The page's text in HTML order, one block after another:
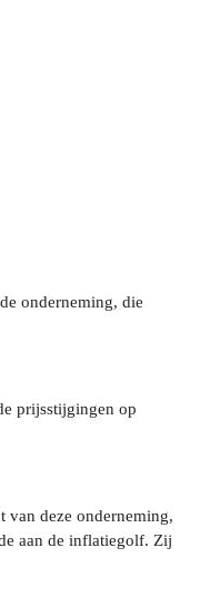
onderneming, die
prijsstijgingen op
van deze onderneming,
aan de inflatiegolf. Zij